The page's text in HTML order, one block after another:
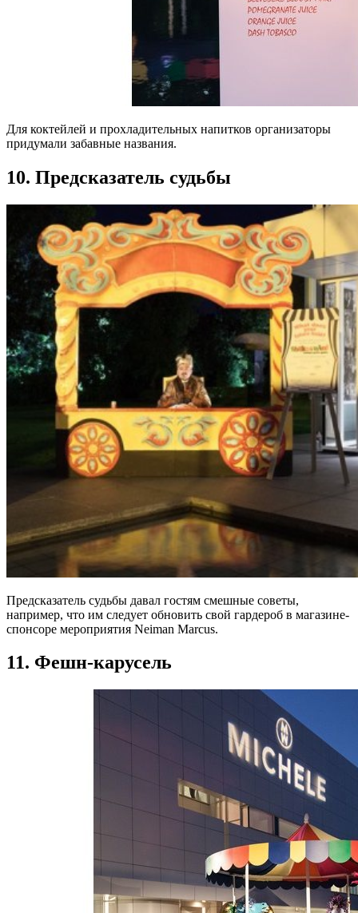
Для коктейлей и прохладительных напитков организаторы
придумали забавные названия.
10. Предсказатель судьбы
Предсказатель судьбы давал гостям смешные советы,
например, что им следует обновить свой гардероб в магазине-
спонсоре мероприятия Neiman Marcus.
11. Фешн-карусель